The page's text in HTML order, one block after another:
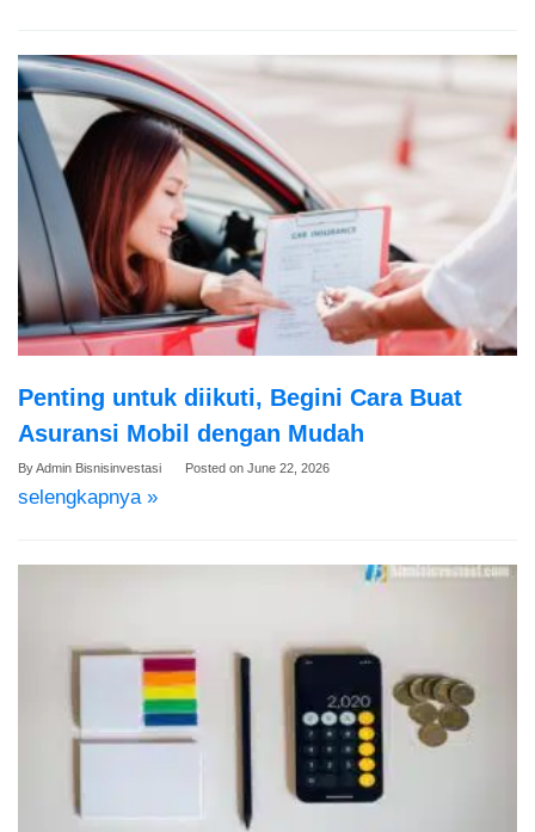
Penting untuk diikuti, Begini Cara Buat
Asuransi Mobil dengan Mudah
ByAdmin Bisnisinvestasi Posted on June 22, 2026
selengkapnya »